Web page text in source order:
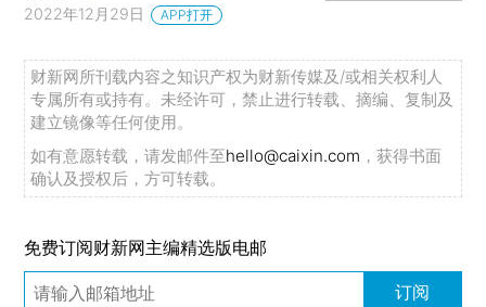
2022年12月29日 APP打开
财新网所刊载内容之知识产权为财新传媒及/或相关权利人
专属所有或持有。未经许可，禁止进行转载、摘编、复制及
建立镜像等任何使用。
如有意愿转载，请发邮件至hello@caixin.com ，获得书面
确认及授权后，方可转载。
免费订阅财新网主编精选版电邮
订阅